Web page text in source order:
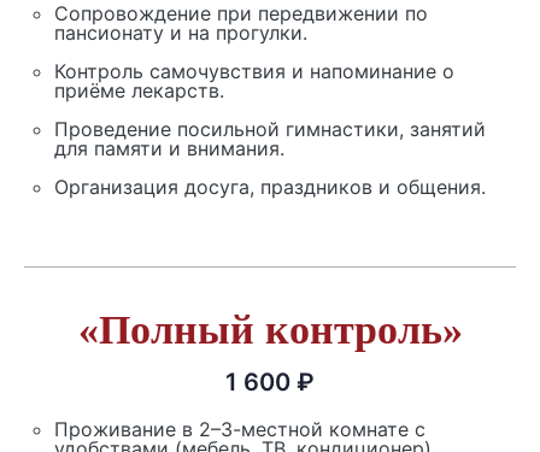
Сопровождение при передвижении по
пансионату и на прогулки.
Контроль самочувствия и напоминание о
приёме лекарств.
Проведение посильной гимнастики, занятий
для памяти и внимания.
Организация досуга, праздников и общения.
«Полный контроль»
1 600 ₽
Проживание в 2–3-местной комнате с